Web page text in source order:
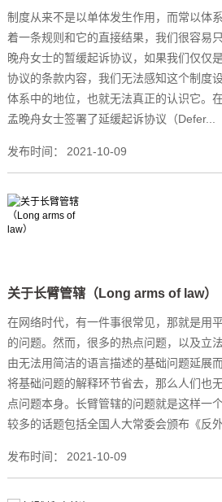
制度从来不是以单体发生作用，而常以体
着一条规则和它的直接结果，我们很容易
晚舟女士的暂缓起诉协议，如果我们仅仅
协议的条款内容，我们无法感知这个制度
体系中的地位，也就无法真正的认识它。
孟晚舟女士签署了延缓起诉协议（Defer...
发布时间： 2021-10-09
关于长臂管辖（Long arms of law）
在网络时代，有一件事很常见，那就是用
的问题。然而，很多的热点问题，以及立
由无法用简洁的语言描述的基础问题延展
将基础问题的解释环节省去，那么人们也
点问题本身。长臂管辖的问题就是这样一
较多的话题包括全国人大常委会颁布《反外
发布时间： 2021-10-09